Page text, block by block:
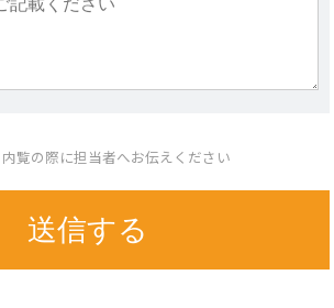
覧の際に担当者へお伝えください